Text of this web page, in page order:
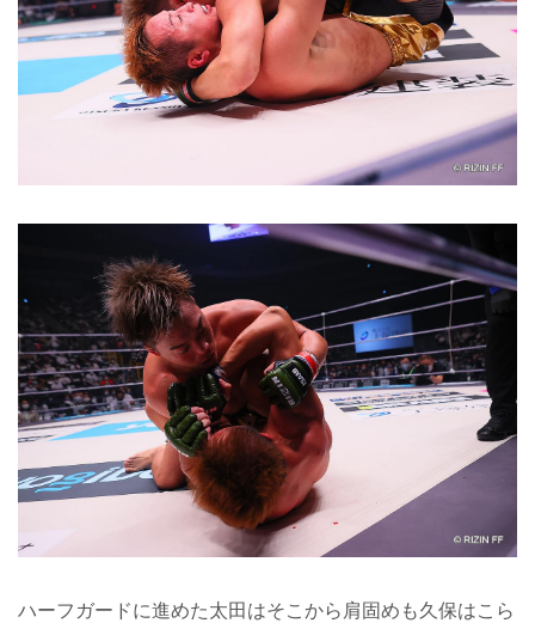
ハーフガードに進めた太田はそこから肩固めも久保はこら